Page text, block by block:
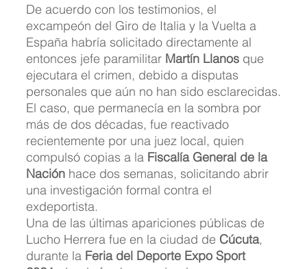
De acuerdo con los testimonios, el
excampeón del Giro de Italia y la Vuelta a
España habría solicitado directamente al
entonces jefe paramilitar Martín Llanos que
ejecutara el crimen, debido a disputas
personales que aún no han sido esclarecidas.
El caso, que permanecía en la sombra por
más de dos décadas, fue reactivado
recientemente por una juez local, quien
compulsó copias a la Fiscalía General de la
Nación hace dos semanas, solicitando abrir
una investigación formal contra el
exdeportista.
Una de las últimas apariciones públicas de
Lucho Herrera fue en la ciudad de Cúcuta,
durante la Feria del Deporte Expo Sport